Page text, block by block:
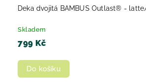
Deka dvojitá BAMBUS Outlast® -
Skladem
799 Kč
Do košíku